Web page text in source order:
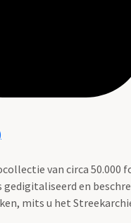
van circa 50.000
en
mits u het